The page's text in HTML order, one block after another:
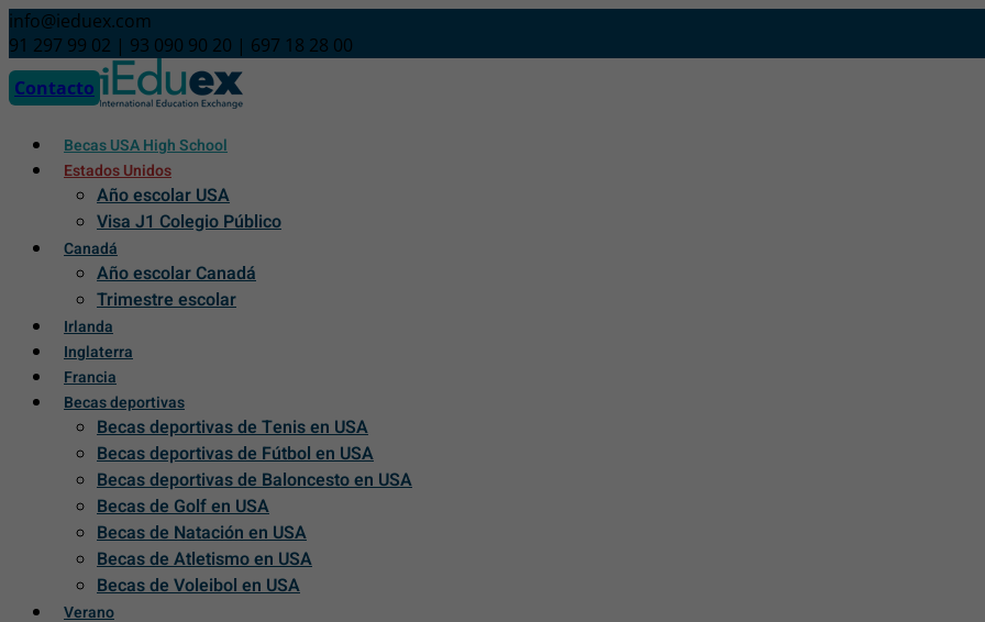
Skip
to
content
info@ieduex.com
91 297 99 02 | 93 090 90 20 | 697 18 28 00
Contacto
Becas USA High School
Estados Unidos
Año escolar USA
Visa J1 Colegio Público
Canadá
Año escolar Canadá
Trimestre escolar
Irlanda
Inglaterra
Francia
Becas deportivas
Becas deportivas de Tenis en USA
Becas deportivas de Fútbol en USA
Becas deportivas de Baloncesto en USA
Becas de Golf en USA
Becas de Natación en USA
Becas de Atletismo en USA
Becas de Voleibol en USA
Verano